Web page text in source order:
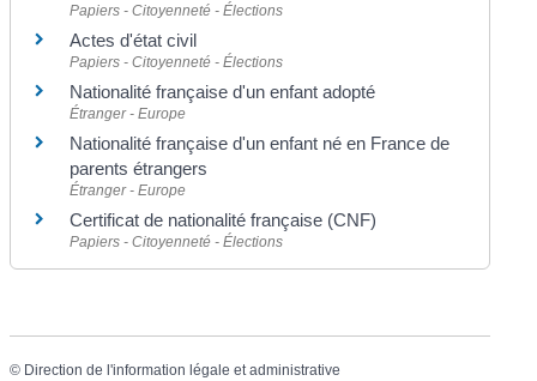
Papiers - Citoyenneté - Élections
Actes d'état civil
Papiers - Citoyenneté - Élections
Nationalité française d'un enfant adopté
Étranger - Europe
Nationalité française d'un enfant né en France de
parents étrangers
Étranger - Europe
Certificat de nationalité française (CNF)
Papiers - Citoyenneté - Élections
© Direction de l'information légale et administrative